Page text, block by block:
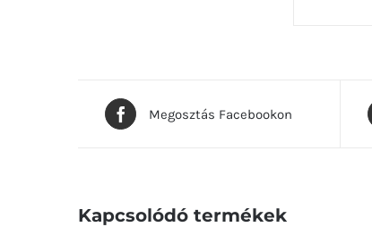
Megosztás Facebookon
Kapcsolódó termékek